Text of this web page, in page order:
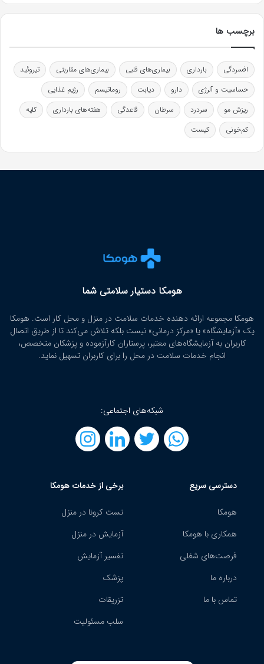
برچسب ها
افسردگی بارداری بیماری‌های قلبی بیماری‌های مقاربتی
تیروئید
حساسیت و آلرژی
دارو دیابت روماتیسم
رژیم غذایی
ریزش مو
سردرد سرطان قاعدگی هفته‌های بارداری
کلیه
کم‌خونی
کیست
هومکا دستیار سلامتی شما
هومکا مجموعه ارائه‌ دهنده خدمات سلامت در منزل و محل کار است. هومکا
یک «آزمایشگاه» یا «مرکز درمانی» نیست بلکه تلاش می‌کند تا از طریق اتصال
کاربران به آزمایشگاه‌های معتبر، پرستاران کارآزموده و پزشکان متخصص،
انجام خدمات سلامت در محل را برای کاربران تسهیل نماید.
شبکه‌های اجتماعی:
دسترسی سریع
هومکا
همکاری با هومکا
فرصت‌های شغلی
درباره ما
تماس با ما
برخی از خدمات هومکا
تست کرونا در منزل
آزمایش در منزل
تفسیر آزمایش
پزشک
تزریقات
سلب مسئولیت